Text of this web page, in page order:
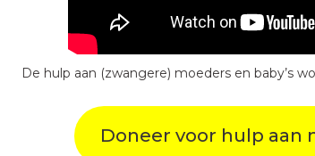
De hulp aan (zwangere) moeders en baby’s
Doneer voor hulp aan